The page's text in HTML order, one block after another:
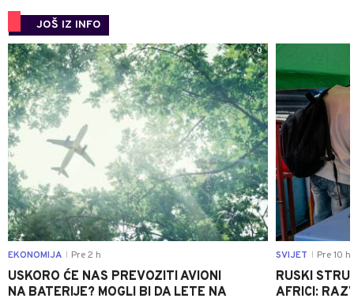
JOŠ IZ INFO
0
EKONOMIJA Pre 2 h
USKORO ĆE NAS PREVOZITI AVIONI
NA BATERIJE? MOGLI BI DA LETE NA
SVIJET Pre 10 h
RUSKI
AFRICI: